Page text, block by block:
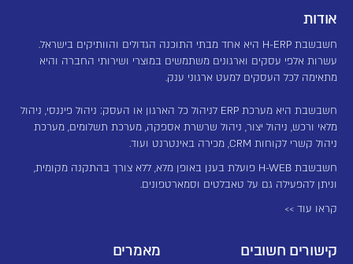
אודות
חשבשבת H-ERP היא אחד מבתי התוכנה הגדולים והוותיקים בישראל.
עשרות אלפי עסקים וארגונים משתמשים במוצרי ושירותי החברה והיא
מתאימה לכל העסקים למעט ארגוני ענק.
חשבשבת היא מערכת ERP לניהול כל הארגון או העסק: ניהול פיננסי, ניהול
מלאי ורכש, ניהול יצור, ניהול שרשרת אספקה, מערכת תשלומים, מערכת
ניהול קשרי לקוחות CRM, מכירה באינטרנט ועוד.
חשבשבת H-WEB פועלת בענן באופן מלא, ללא צורך בהתקנה מקומית,
וניתן להפעילה גם על טאבלטים וסמארטפונים.
קראו עוד >>
קישורים חשובים מאמרים